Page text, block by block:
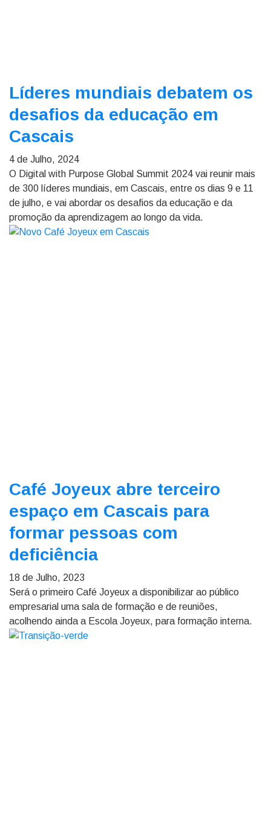
Líderes mundiais debatem os
desafios da educação em
Cascais
4 de Julho, 2024
O Digital with Purpose Global Summit 2024 vai reunir mais
de 300 líderes mundiais, em Cascais, entre os dias 9 e 11
de julho, e vai abordar os desafios da educação e da
promoção da aprendizagem ao longo da vida.
Café Joyeux abre terceiro
espaço em Cascais para
formar pessoas com
deficiência
18 de Julho, 2023
Será o primeiro Café Joyeux a disponibilizar ao público
empresarial uma sala de formação e de reuniões,
acolhendo ainda a Escola Joyeux, para formação interna.